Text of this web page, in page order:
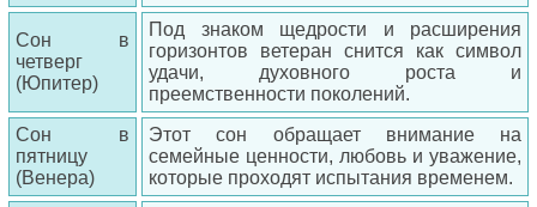
Сон в
четверг
(Юпитер)
Под знаком щедрости и расширения
горизонтов ветеран снится как символ
удачи, духовного роста и
преемственности поколений.
Сон в
пятницу
(Венера)
Этот сон обращает внимание на
семейные ценности, любовь и уважение,
которые проходят испытания временем.